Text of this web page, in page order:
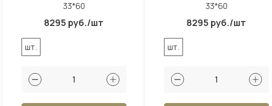
33*60
8295 руб./шт
шт.
33*60
8295 руб./шт
шт.